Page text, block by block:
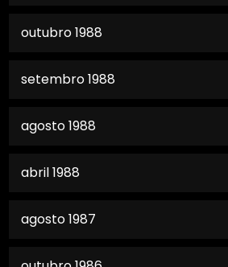
outubro 1988
setembro 1988
agosto 1988
abril 1988
agosto 1987